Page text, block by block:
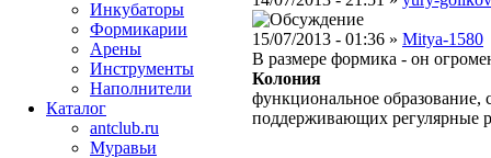
15/07/2013 - 01:36 » Mitya-1580
В размере формика - он
Колония
функциональное образование,
поддерживающих регулярные
Инкубаторы
Формикарии
Арены
Инструменты
Наполнители
Каталог
antclub.ru
Муравьи